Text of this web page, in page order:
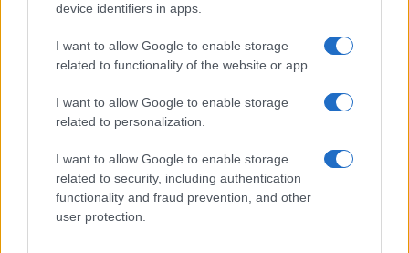
device identifiers in apps.
I want to allow Google to enable storage
related to functionality of the website or app.
I want to allow Google to enable storage
related to personalization.
I want to allow Google to enable storage
related to security, including authentication
functionality and fraud prevention, and other
user protection.
NBA Europe: l’impatto economico e gli investitori per
Roma e Milano